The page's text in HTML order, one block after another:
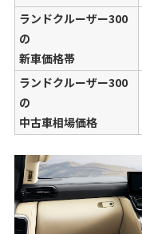
ランドクルーザー300
の
新車価格帯
ランドクルーザー300
の
中古車相場価格